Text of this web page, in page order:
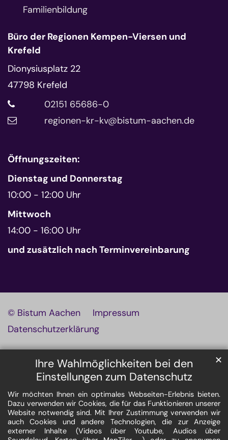
Ihre Wahlmöglichkeiten bei den
Einstellungen zum Datenschutz
Wir möchten Ihnen ein optimales Webseiten-Erlebnis bieten.
Dazu verwenden wir Cookies, die für das Funktionieren unserer
Website notwendig sind. Mit Ihrer Zustimmung verwenden wir
auch Cookies und andere Technologien, die zur Anzeige
externer Inhalte (Videos über Youtube, Audios über
✕
Familienbildung
Büro der Regionen Kempen-Viersen und
Krefeld
Dionysiusplatz 22
47798 Krefeld
02151 65686-0
regionen-kr-kv@bistum-aachen.de
Öffnungszeiten:
Dienstag und Donnerstag
10:00 - 12:00 Uhr
Mittwoch
14:00 - 16:00 Uhr
und zusätzlich nach Terminvereinbarung
© Bistum Aachen
Impressum
Datenschutzerklärung